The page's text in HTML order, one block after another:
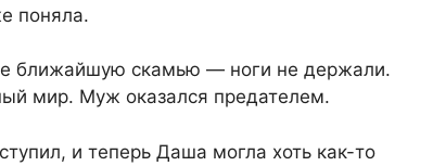
поняла.
ближайшую скамью — ноги не держали.
мир. Муж оказался предателем.
и теперь Даша могла хоть как-то